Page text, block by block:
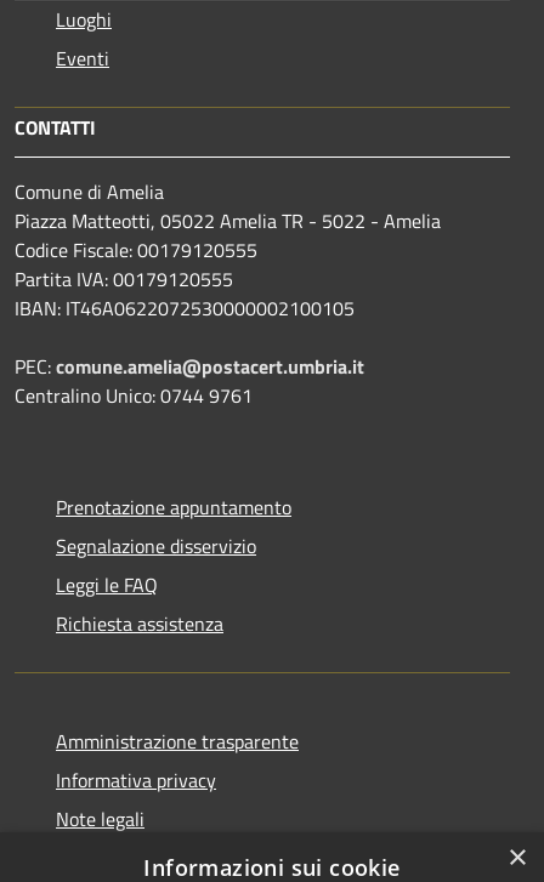
Luoghi
Eventi
CONTATTI
Comune di Amelia
Piazza Matteotti, 05022 Amelia TR - 5022 - Amelia
Codice Fiscale: 00179120555
Partita IVA: 00179120555
IBAN: IT46A0622072530000002100105
PEC:comune.amelia@postacert.umbria.it
Centralino Unico: 0744 9761
Prenotazione appuntamento
Segnalazione disservizio
Leggi le FAQ
Richiesta assistenza
Amministrazione trasparente
Informativa privacy
Note legali
Dichiarazione di accessibilità
×
Informazioni sui cookie